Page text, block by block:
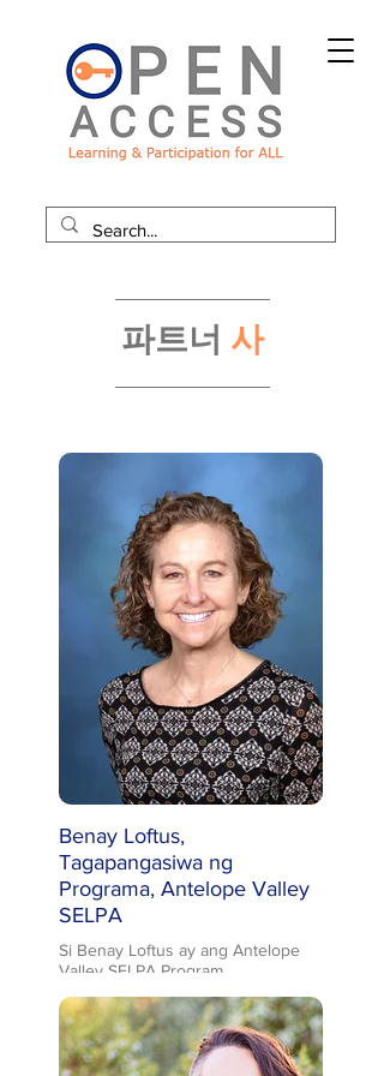
파트너 사
Benay Loftus,
Tagapangasiwa ng
Programa, Antelope Valley
SELPA
Si Benay Loftus ay ang Antelope
Valley SELPA Program
kanyang parehong Masters’
Degrees sa Psychology at
Educational Leadership noong